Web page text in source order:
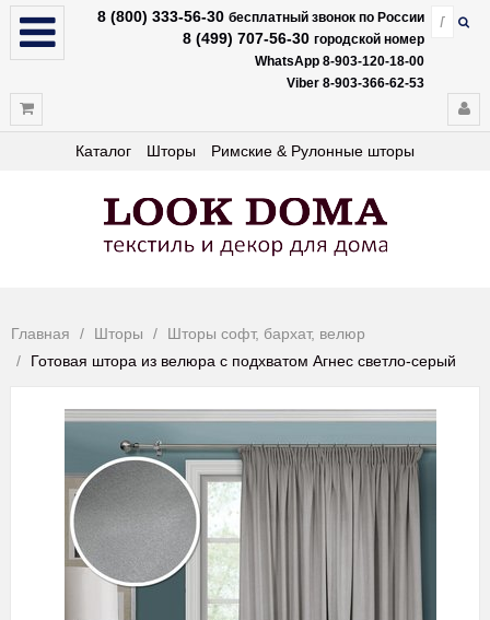
8 (800) 333-56-30 бесплатный звонок по России
8 (499) 707-56-30 городской номер
WhatsApp 8-903-120-18-00
Viber 8-903-366-62-53
Каталог Шторы Римские & Рулонные шторы
Главная Шторы
Шторы софт, бархат, велюр
Готовая штора из велюра с подхватом Агнес светло-серый